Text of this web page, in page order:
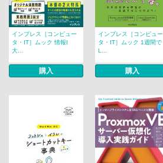
インプレス［コンピュー
タ・IT］ムック 情報I
大...
購入
インプレス［コンピュー
タ・IT］ムック 1週間で
L...
購入